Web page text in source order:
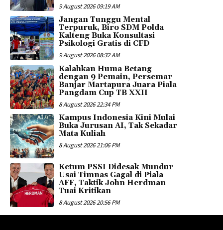
9 August 2026 09:19 AM
Jangan Tunggu Mental
Terpuruk, Biro SDM Polda
Kalteng Buka Konsultasi
Psikologi Gratis di CFD
9 August 2026 08:32 AM
Kalahkan Huma Betang
dengan 9 Pemain, Persemar
Banjar Martapura Juara Piala
Pangdam Cup TB XXII
8 August 2026 22:34 PM
Kampus Indonesia Kini Mulai
Buka Jurusan AI, Tak Sekadar
Mata Kuliah
8 August 2026 21:06 PM
Ketum PSSI Didesak Mundur
Usai Timnas Gagal di Piala
AFF, Taktik John Herdman
Tuai Kritikan
8 August 2026 20:56 PM